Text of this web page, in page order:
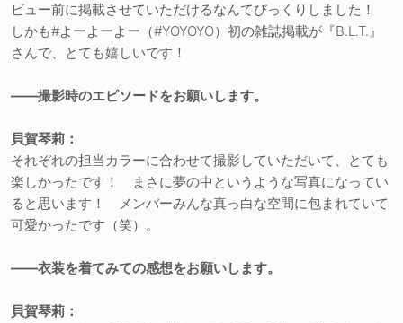
ビュー前に掲載させていただけるなんてびっくりしました！
しかも#よーよーよー（#YOYOYO）初の雑誌掲載が『B.L.T.』
さんで、とても嬉しいです！
――撮影時のエピソードをお願いします。
貝賀琴莉：
それぞれの担当カラーに合わせて撮影していただいて、とても
楽しかったです！ まさに夢の中というような写真になってい
ると思います！ メンバーみんな真っ白な空間に包まれていて
可愛かったです（笑）。
――衣装を着てみての感想をお願いします。
貝賀琴莉：